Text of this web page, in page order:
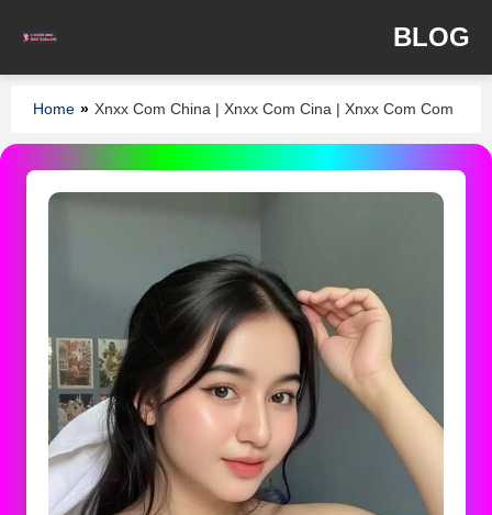
BLOG
Home » Xnxx Com China | Xnxx Com Cina | Xnxx Com Com